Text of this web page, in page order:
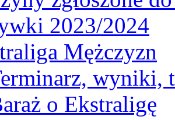
2023/2024
Mężczyzn
wyniki,
o Ekstraligę